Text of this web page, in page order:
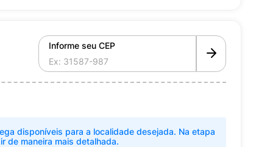
Informe seu CEP
disponíveis para a localidade desejada. Na etapa
de maneira mais detalhada.